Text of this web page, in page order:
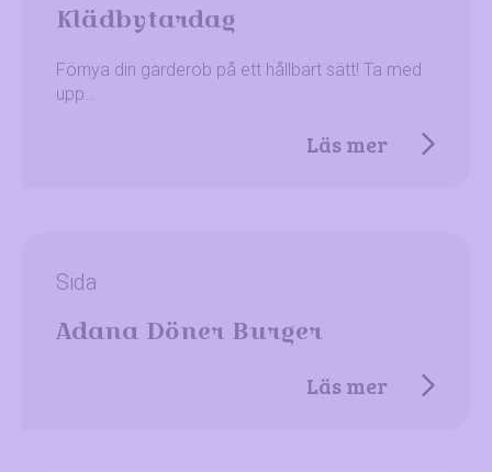
Klädbytardag
Förnya din garderob på ett hållbart sätt! Ta med
upp…
Läs mer
Sida
Adana Döner Burger
Läs mer